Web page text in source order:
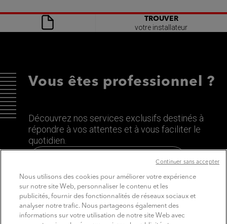
TROUVER
votre installateur
Vous êtes professionnel ?
Découvrez nos services exclusifs destinés à
répondre à vos attentes et à vous faciliter le
quotidien.
Découvrez le site dédié aux Pros
Nous utilisons des cookies pour améliorer votre expérience
sur notre site Web, personnaliser le contenu et les
publicités, fournir des fonctionnalités de réseaux sociaux et
analyser notre trafic. Nous partageons également des
informations sur votre utilisation de notre site Web avec
Continuer sans accepter